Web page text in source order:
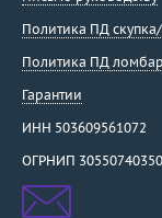
Политика ПД
Политика ПД
Гарантии
ИНН 503609561072
ОГРНИП